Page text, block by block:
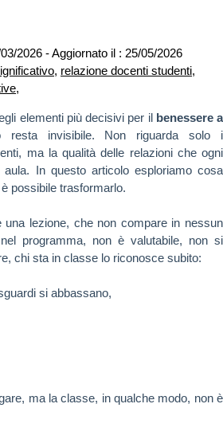
2026 - Aggiornato il : 25/05/2026
, relazione docenti studenti,
,
elementi più decisivi per il benessere a
resta invisibile. Non riguarda solo i
ma la qualità delle relazioni che ogni
In questo articolo esploriamo cosa
possibile trasformarlo.
una lezione, che non compare in nessun
programma, non è valutabile, non si
chi sta in classe lo riconosce subito:
si abbassano,
ma la classe, in qualche modo, non è